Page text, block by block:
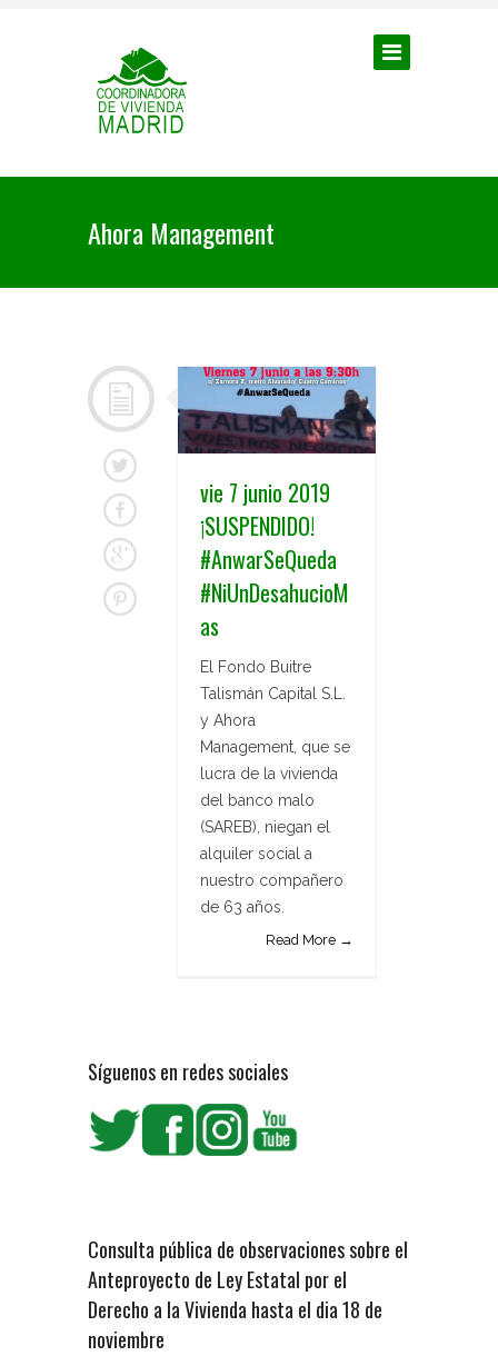
Ahora Management
vie 7 junio 2019
¡SUSPENDIDO!
#AnwarSeQueda
#NiUnDesahucioM
as
El Fondo Buitre
Talismán Capital S.L.
y Ahora
Management, que se
lucra de la vivienda
del banco malo
(SAREB), niegan el
alquiler social a
nuestro compañero
de 63 años.
Read More →
Síguenos en redes sociales
Consulta pública de observaciones sobre el
Anteproyecto de Ley Estatal por el
Derecho a la Vivienda hasta el dia 18 de
noviembre